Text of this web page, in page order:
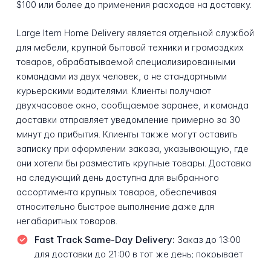
$100 или более до применения расходов на доставку.
Large Item Home Delivery является отдельной службой
для мебели, крупной бытовой техники и громоздких
товаров, обрабатываемой специализированными
командами из двух человек, а не стандартными
курьерскими водителями. Клиенты получают
двухчасовое окно, сообщаемое заранее, и команда
доставки отправляет уведомление примерно за 30
минут до прибытия. Клиенты также могут оставить
записку при оформлении заказа, указывающую, где
они хотели бы разместить крупные товары. Доставка
на следующий день доступна для выбранного
ассортимента крупных товаров, обеспечивая
относительно быстрое выполнение даже для
негабаритных товаров.
Fast Track Same-Day Delivery: Заказ до 13:00
для доставки до 21:00 в тот же день; покрывает